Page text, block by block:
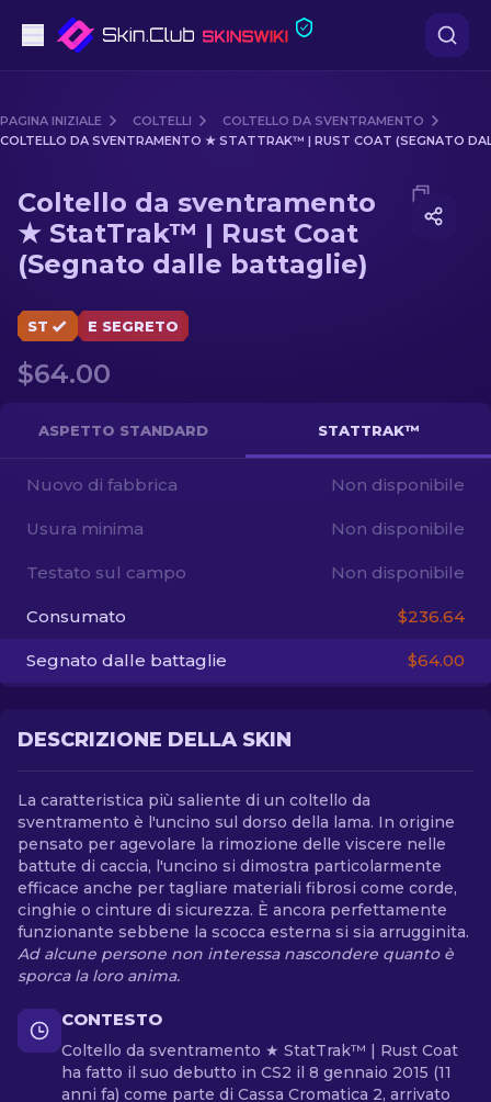
Fascia media
Fucile
Fucile di precisione
Coltelli
Guanto
Altro
PAGINA INIZIALE COLTELLI
COLTELLO DA SVENTRAMENTO
COLTELLO DA SVENTRAMENTO ★ STATTRAK™ | RUST COAT (SEGNATO
Media of Coltello da sventramento ★ StatTrak™ |
Coltello da sventramento
★ StatTrak™ | Rust Coat
(Segnato dalle battaglie)
ST E SEGRETO
$64.00
ASPETTO STANDARD STATTRAK™
Nuovo di fabbrica Non disponibile
Usura minima Non disponibile
Testato sul campo Non disponibile
Consumato $236.64
Segnato dalle battaglie $64.00
DESCRIZIONE DELLA SKIN
La caratteristica più saliente di un coltello da
sventramento è l'uncino sul dorso della lama. In origine
pensato per agevolare la rimozione delle viscere nelle
battute di caccia, l'uncino si dimostra particolarmente
efficace anche per tagliare materiali fibrosi come corde,
cinghie o cinture di sicurezza. È ancora perfettamente
funzionante sebbene la scocca esterna si sia arrugginita.
Ad alcune persone non interessa nascondere quanto è
sporca la loro anima.
CONTESTO
Coltello da sventramento ★ StatTrak™ | Rust Coat
ha fatto il suo debutto in CS2 il 8 gennaio 2015 (11
anni fa) come parte di Cassa Cromatica 2, arrivato